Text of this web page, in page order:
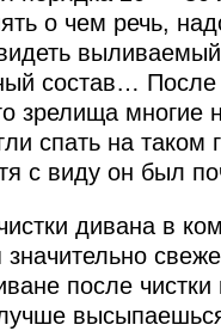
о чем речь,
выливаемый
состав… После
зрелища многие
спать на таком
с виду он был
дивана в
значительно
после чистки